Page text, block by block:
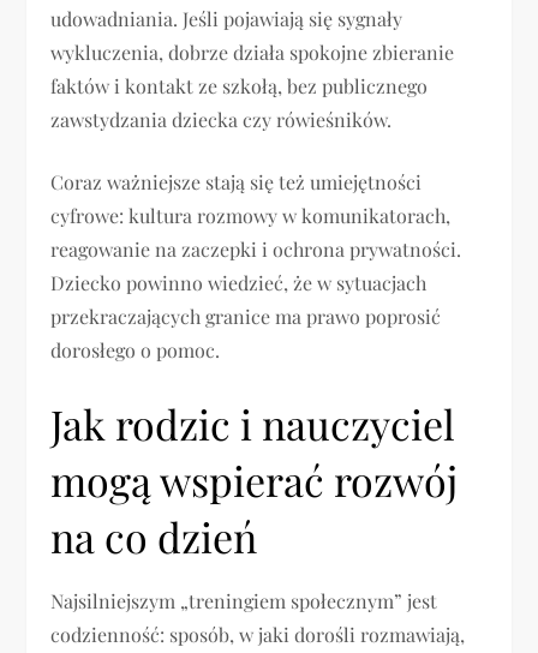
udowadniania. Jeśli pojawiają się sygnały
wykluczenia, dobrze działa spokojne zbieranie
faktów i kontakt ze szkołą, bez publicznego
zawstydzania dziecka czy rówieśników.
Coraz ważniejsze stają się też umiejętności
cyfrowe: kultura rozmowy w komunikatorach,
reagowanie na zaczepki i ochrona prywatności.
Dziecko powinno wiedzieć, że w sytuacjach
przekraczających granice ma prawo poprosić
dorosłego o pomoc.
Jak rodzic i nauczyciel
mogą wspierać rozwój
na co dzień
Najsilniejszym „treningiem społecznym” jest
codzienność: sposób, w jaki dorośli rozmawiają,